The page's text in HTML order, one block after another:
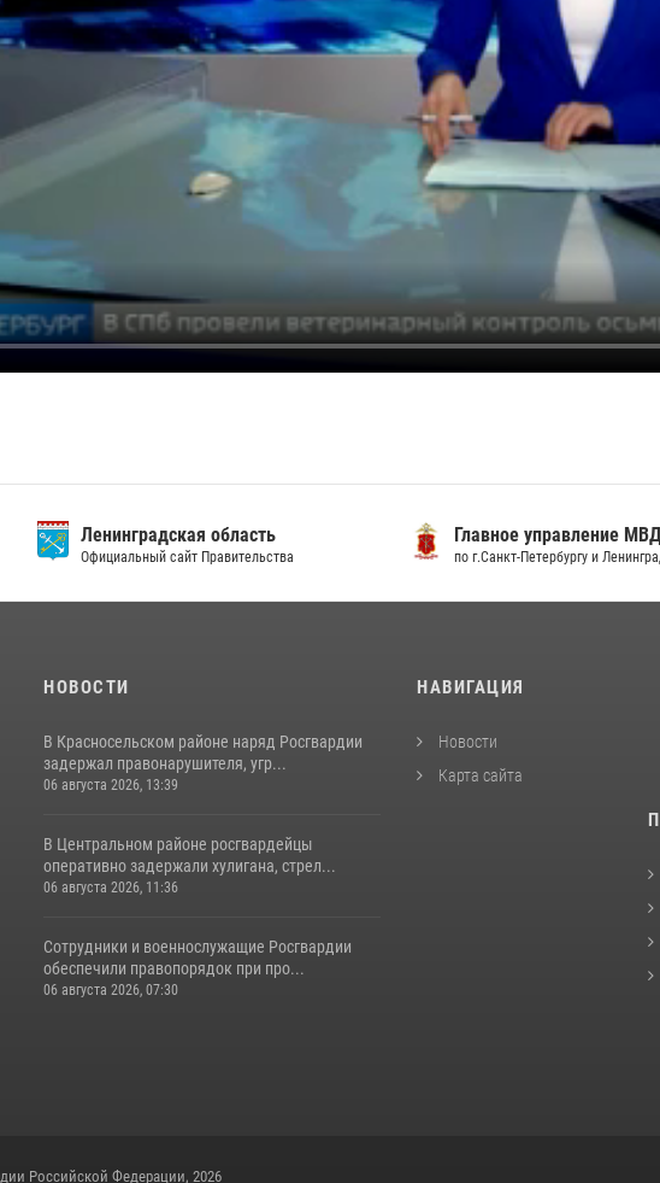
Ленинградская область
Официальный сайт Правительства
Главное управление
по г.Санкт-Петербургу и
НОВОСТИ
В Красносельском районе наряд Росгвардии
задержал правонарушителя, угр...
06 августа 2026, 13:39
В Центральном районе росгвардейцы
оперативно задержали хулигана, стрел...
06 августа 2026, 11:36
Сотрудники и военнослужащие Росгвардии
обеспечили правопорядок при про...
06 августа 2026, 07:30
НАВИГАЦИЯ
Новости
Карта сайта
Российской Федерации, 2026